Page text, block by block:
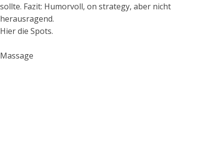
sollte. Fazit: Humorvoll, on strategy, aber nicht
herausragend.
Hier die Spots.
Massage